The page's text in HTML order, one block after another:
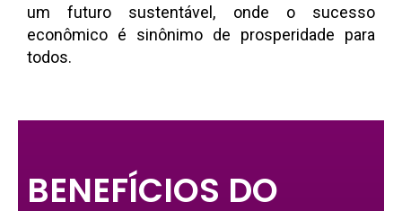
um futuro sustentável, onde o sucesso
econômico é sinônimo de prosperidade para
todos.
BENEFÍCIOS DO